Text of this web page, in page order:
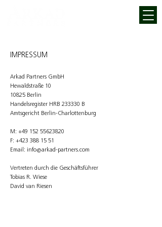
IMPRESSUM
Arkad Partners GmbH
Hewaldstraße 10
10825 Berlin
Handelsregister HRB 233330 B
Amtsgericht Berlin-Charlottenburg
M: +49 152 55623820
F: +423 388 15 51
Email: info@arkad-partners.com
Vertreten durch die Geschäftsführer
Tobias R. Wiese
David van Riesen